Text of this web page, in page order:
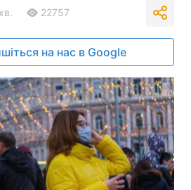
22757
на нас в Google